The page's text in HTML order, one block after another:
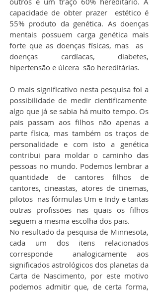
capacidade de obter prazer  estético é
55% produto da genética. As doenças
mentais possuem carga genética mais
forte que as doenças físicas, mas  as
doenças cardíacas, diabetes,
hipertensão e úlcera  são hereditárias.
O mais significativo nesta pesquisa foi a
possibilidade de medir cientificamente
algo que já se sabia há muito tempo. Os
pais passam aos filhos não apenas a
parte física, mas também os traços de
personalidade e com isto a genética
contribui para moldar o caminho das
pessoas no mundo. Podemos lembrar a
quantidade de cantores filhos de
cantores, cineastas, atores de cinemas,
pilotos  nas fórmulas Um e Indy e tantas
outras profissões nas quais os filhos
seguem a mesma escolha dos pais.
No resultado da pesquisa de Minnesota,
cada um dos itens relacionados
corresponde  analogicamente aos
significados astrológicos dos planetas da
Carta de Nascimento, por este motivo
podemos admitir que, de certa forma,